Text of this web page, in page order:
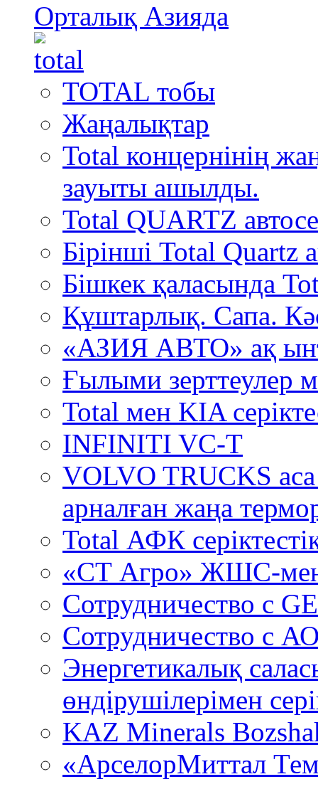
Орталық Азияда
TOTAL тобы
Жаңалықтар
Total концернінің
зауыты ашылды.
Total QUARTZ
Бірінші Total Quartz
Бішкек қаласында
Құштарлық. Сапа.
«АЗИЯ АВТО» ақ
Ғылыми зерттеулер
Total мен KIA
INFINITI VC-T
VOLVO TRUCKS
арналған жаңа
Total АФК
«СТ Агро» ЖШС-
Сотрудничество c
Сотрудничество с
Энергетикалық
өндірушілерімен
KAZ Minerals
«АрселорМиттал